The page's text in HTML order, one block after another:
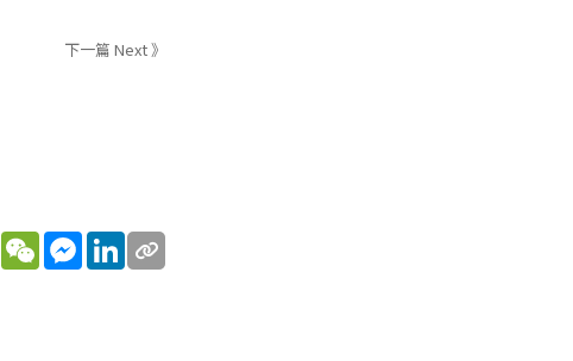
下一篇 Next 》
WhatsApp
WeChatMessenger
LinkedIn